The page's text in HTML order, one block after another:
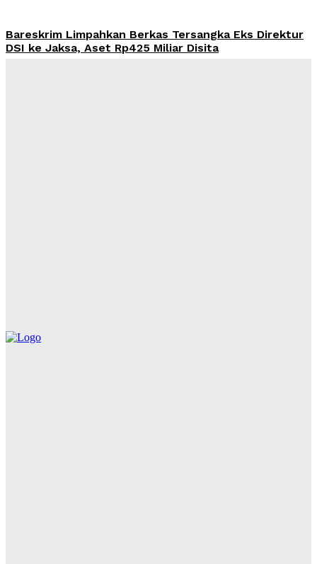
Bareskrim Limpahkan Berkas Tersangka Eks Direktur
DSI ke Jaksa, Aset Rp425 Miliar Disita